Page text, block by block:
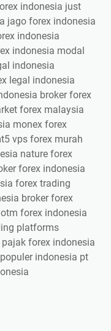
indonesia just
jago forex indonesia
indonesia
indonesia modal
indonesia
legal indonesia
broker forex
forex malaysia
monex forex
vps forex murah
nature forex
forex indonesia
forex trading
broker forex
forex indonesia
platforms
forex indonesia
indonesia pt